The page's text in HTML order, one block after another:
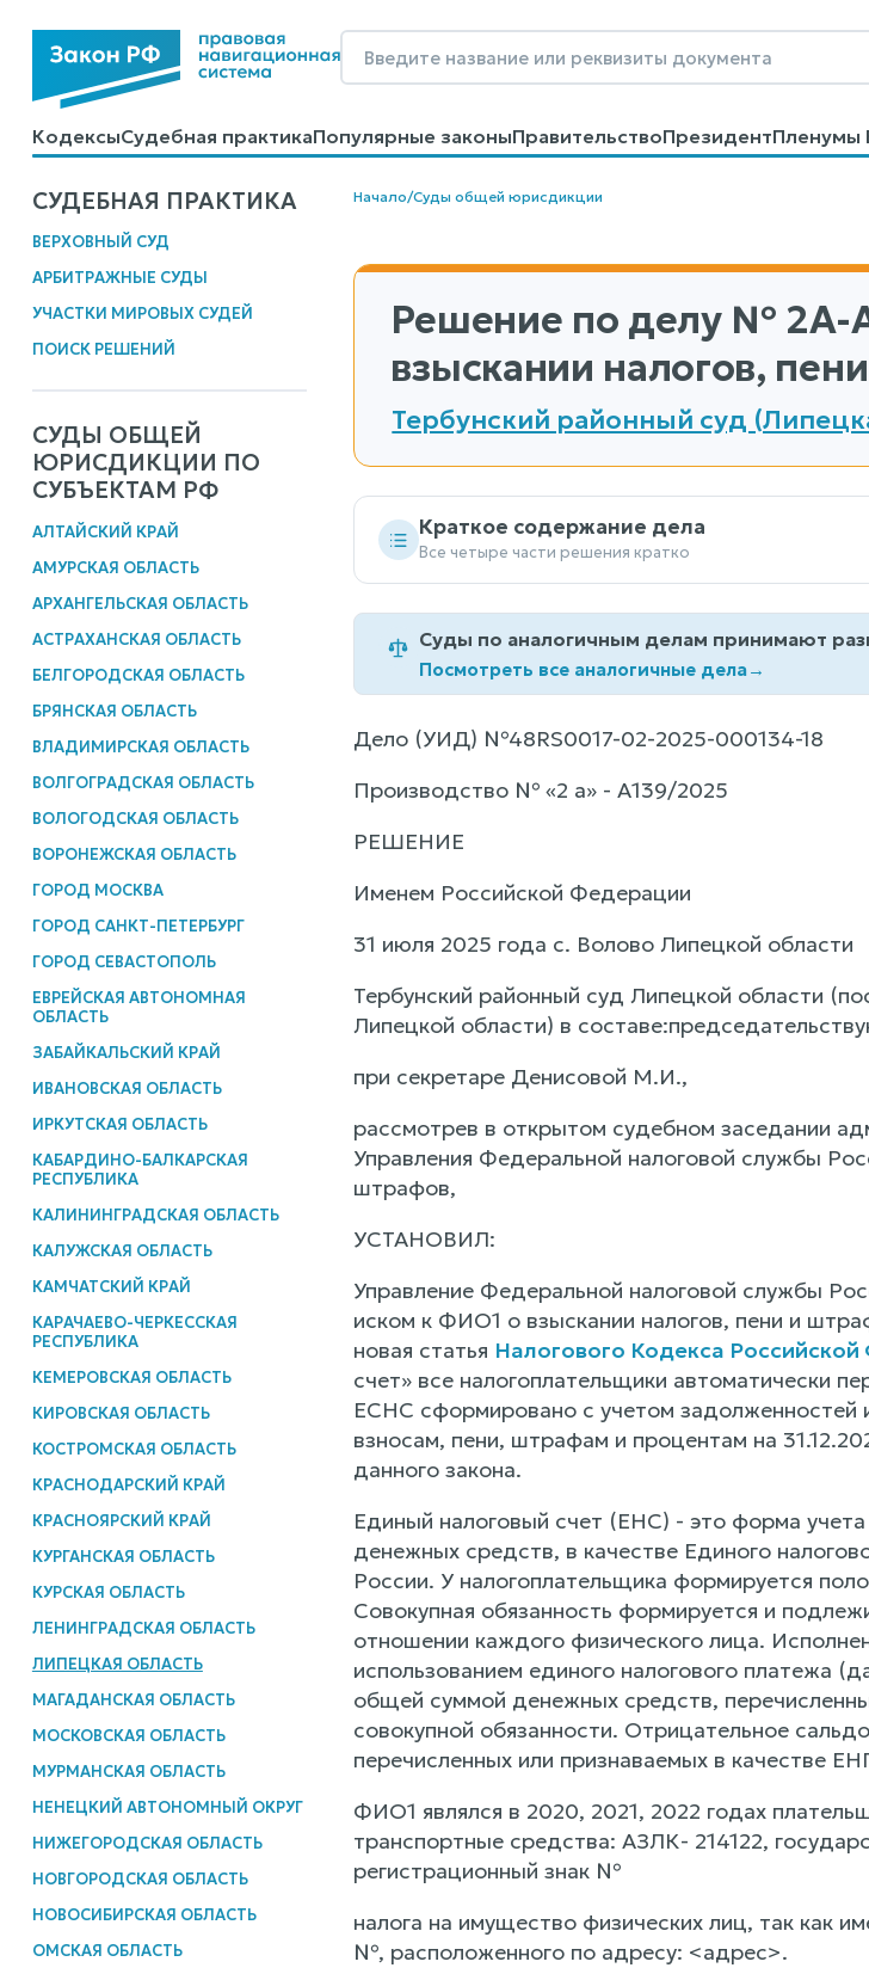
КодексыСудебная практикаПопулярные законыПравительствоПрезидентПленумы
КалькуляторыСправочные материалыОбразцы договоровКонтактыПомощьПоиск
СУДЕБНАЯ ПРАКТИКА
ВЕРХОВНЫЙ СУД
АРБИТРАЖНЫЕ СУДЫ
УЧАСТКИ МИРОВЫХ СУДЕЙ
ПОИСК РЕШЕНИЙ
СУДЫ ОБЩЕЙ
ЮРИСДИКЦИИ ПО
СУБЪЕКТАМ РФ
АЛТАЙСКИЙ КРАЙ
АМУРСКАЯ ОБЛАСТЬ
АРХАНГЕЛЬСКАЯ ОБЛАСТЬ
АСТРАХАНСКАЯ ОБЛАСТЬ
БЕЛГОРОДСКАЯ ОБЛАСТЬ
БРЯНСКАЯ ОБЛАСТЬ
ВЛАДИМИРСКАЯ ОБЛАСТЬ
ВОЛГОГРАДСКАЯ ОБЛАСТЬ
ВОЛОГОДСКАЯ ОБЛАСТЬ
ВОРОНЕЖСКАЯ ОБЛАСТЬ
ГОРОД МОСКВА
ГОРОД САНКТ-ПЕТЕРБУРГ
ГОРОД СЕВАСТОПОЛЬ
ЕВРЕЙСКАЯ АВТОНОМНАЯ
ОБЛАСТЬ
ЗАБАЙКАЛЬСКИЙ КРАЙ
ИВАНОВСКАЯ ОБЛАСТЬ
ИРКУТСКАЯ ОБЛАСТЬ
КАБАРДИНО-БАЛКАРСКАЯ
РЕСПУБЛИКА
КАЛИНИНГРАДСКАЯ ОБЛАСТЬ
КАЛУЖСКАЯ ОБЛАСТЬ
КАМЧАТСКИЙ КРАЙ
КАРАЧАЕВО-ЧЕРКЕССКАЯ
РЕСПУБЛИКА
КЕМЕРОВСКАЯ ОБЛАСТЬ
КИРОВСКАЯ ОБЛАСТЬ
КОСТРОМСКАЯ ОБЛАСТЬ
КРАСНОДАРСКИЙ КРАЙ
КРАСНОЯРСКИЙ КРАЙ
КУРГАНСКАЯ ОБЛАСТЬ
КУРСКАЯ ОБЛАСТЬ
ЛЕНИНГРАДСКАЯ ОБЛАСТЬ
ЛИПЕЦКАЯ ОБЛАСТЬ
МАГАДАНСКАЯ ОБЛАСТЬ
МОСКОВСКАЯ ОБЛАСТЬ
МУРМАНСКАЯ ОБЛАСТЬ
НЕНЕЦКИЙ АВТОНОМНЫЙ ОКРУГ
НИЖЕГОРОДСКАЯ ОБЛАСТЬ
НОВГОРОДСКАЯ ОБЛАСТЬ
НОВОСИБИРСКАЯ ОБЛАСТЬ
ОМСКАЯ ОБЛАСТЬ
Начало/Суды общей юрисдикции
Решение по делу № 2А-
взыскании налогов,
Тербунский районный суд
Краткое содержание дела
Все четыре части решения кратко
Суды по аналогичным делам принимают
Посмотреть все аналогичные дела→
Дело (УИД) №48RS0017-02-2025-000134-18
Производство № «2 а» - А139/2025
РЕШЕНИЕ
Именем Российской Федерации
31 июля 2025 года с. Волово Липецкой области
Тербунский районный суд Липецкой области
Липецкой области) в
при секретаре Денисовой М.И.,
рассмотрев в открытом судебном заседании
Управления Федеральной налоговой службы
штрафов,
УСТАНОВИЛ:
Управление Федеральной налоговой службы
иском к ФИО1 о взыскании налогов, пени и
новая статья Налогового Кодекса
счет» все налогоплательщики автоматически
ЕСНС сформировано с учетом задолженностей
взносам, пени, штрафам и процентам на
данного закона.
Единый налоговый счет (ЕНС) - это форма
денежных средств, в качестве Единого
России. У налогоплательщика формируется
Совокупная обязанность формируется и
отношении каждого физического лица.
использованием единого налогового платежа
общей суммой денежных средств,
совокупной обязанности. Отрицательное
перечисленных или признаваемых в качестве
ФИО1 являлся в 2020, 2021, 2022 годах
транспортные средства: АЗЛК- 214122,
регистрационный знак №
налога на имущество физических лиц, так как
№, расположенного по адресу: <адрес>.